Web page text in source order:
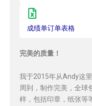
成绩单订单表格
完美的质量！
我于2015年从Andy这
周到，制作完美，全球
样，包括印章，纸张等